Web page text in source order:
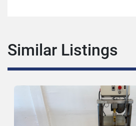
Similar Listings